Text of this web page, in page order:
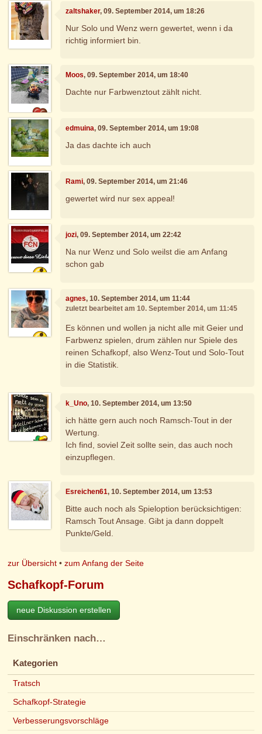
zaltshaker, 09. September 2014, um 18:26
Nur Solo und Wenz wern gewertet, wenn i da
richtig informiert bin.
Moos, 09. September 2014, um 18:40
Dachte nur Farbwenztout zählt nicht.
edmuina, 09. September 2014, um 19:08
Ja das dachte ich auch
Rami, 09. September 2014, um 21:46
gewertet wird nur sex appeal!
jozi, 09. September 2014, um 22:42
Na nur Wenz und Solo weilst die am Anfang
schon gab
agnes, 10. September 2014, um 11:44
zuletzt bearbeitet am 10. September 2014, um 11:45
Es können und wollen ja nicht alle mit Geier und
Farbwenz spielen, drum zählen nur Spiele des
reinen Schafkopf, also Wenz-Tout und Solo-Tout
in die Statistik.
k_Uno, 10. September 2014, um 13:50
ich hätte gern auch noch Ramsch-Tout in der
Wertung.
Ich find, soviel Zeit sollte sein, das auch noch
einzupflegen.
Esreichen61, 10. September 2014, um 13:53
Bitte auch noch als Spieloption berücksichtigen:
Ramsch Tout Ansage. Gibt ja dann doppelt
Punkte/Geld.
zur Übersicht •zum Anfang der Seite
Schafkopf-Forum
neue Diskussion erstellen
Einschränken nach…
Kategorien
Tratsch
Schafkopf-Strategie
Verbesserungsvorschläge